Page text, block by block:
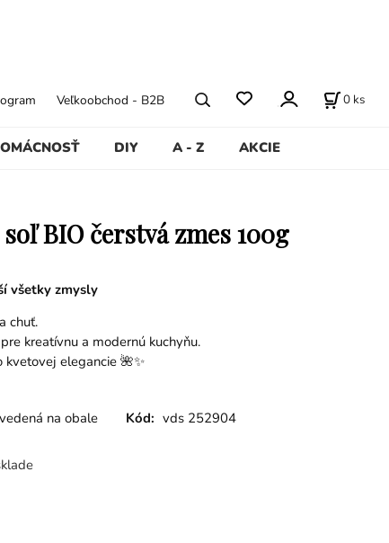
DIY A - Z AKCIE
Veľkoobchod - B2B 0 ks
BIO čerstvá zmes 100g
všetky zmysly
chuť.
kreatívnu a modernú kuchyňu.
elegancie 🌺✨
na obale Kód: vds 252904